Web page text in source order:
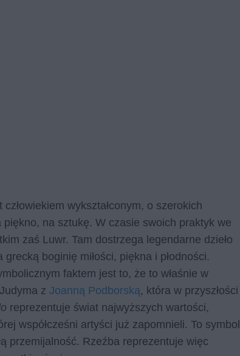
wykształconym, o szerokich
na sztukę. W czasie swoich praktyk we
zaś Luwr. Tam dostrzega legendarne dzieło
boginię miłości, piękna i płodności.
faktem jest to, że to właśnie w
z Joanną Podborską, która w przyszłości
reprezentuje świat najwyższych wartości,
współcześni artyści już zapomnieli. To symbol
przemijalność. Rzeźba reprezentuje więc